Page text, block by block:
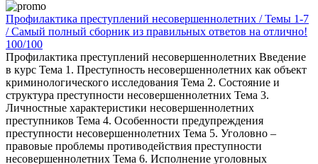
Профилактика преступлений несовершеннолетних / Темы 1-7
/ Самый полный сборник из правильных ответов на отлично!
100/100
Профилактика преступлений несовершеннолетних Введение
в курс Тема 1. Преступность несовершеннолетних как объект
криминологического исследования Тема 2. Состояние и
структура преступности несовершеннолетних Тема 3.
Личностные характеристики несовершеннолетних
преступников Тема 4. Особенности предупреждения
преступности несовершеннолетних Тема 5. Уголовно –
правовые проблемы противодействия преступности
несовершеннолетних Тема 6. Исполнение уголовных